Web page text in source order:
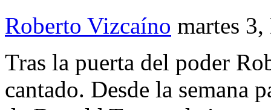
Roberto Vizcaíno martes
Tras la puerta del poder
cantado. Desde la semana